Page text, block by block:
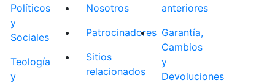
Políticos
y
Sociales
Teología
y
Nosotros
Patrocinadores
Sitios
relacionados
anteriores
Garantía,
Cambios
y
Devoluciones